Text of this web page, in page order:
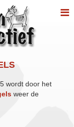
wordt door het
weer de